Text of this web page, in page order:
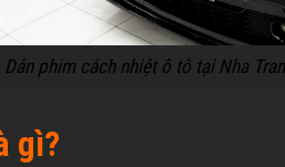
Dán phim cách nhiệt ô tô tại Nha
gì?